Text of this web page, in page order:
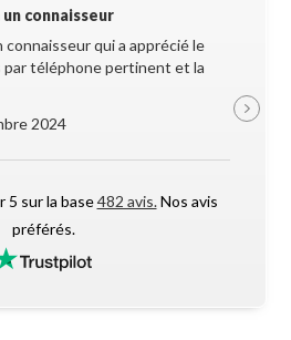
connaisseur
qui a apprécié le
par téléphone pertinent et la
2024
5 sur la base482 avis.Nos avis
préférés.